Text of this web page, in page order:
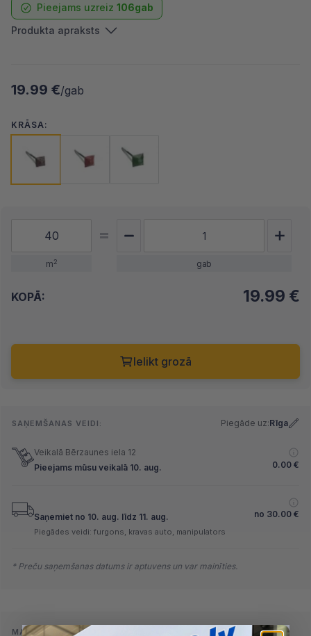
Pieejams uzreiz 106gab
Produkta apraksts
19.99 €/gab
KRĀSA:
m2 gab
KOPĀ: 19.99 €
Ielikt grozā
SAŅEMŠANAS VEIDI: Piegāde uz:Rīga
Veikalā Bērzaunes iela 12
Pieejams mūsu veikalā 10. aug.
0.00 €
Saņemiet no 10. aug. līdz 11. aug. no 30.00 €
Piegādes veidi: furgons, kravas auto, manipulators
* Preču saņemšanas datums ir aptuvens un var mainīties.
MAKSĀŠANAS VEIDI: